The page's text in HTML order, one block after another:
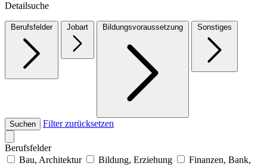
Detailsuche
Berufsfelder Jobart Bildungsvoraussetzung Sonstiges
Suchen Filter zurücksetzen
Berufsfelder
Bau, Architektur
Bildung, Erziehung
Finanzen, Bank,